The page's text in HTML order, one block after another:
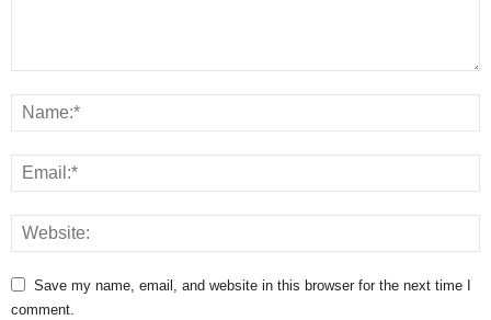
Save my name, email, and website in this browser for the next time I
comment.